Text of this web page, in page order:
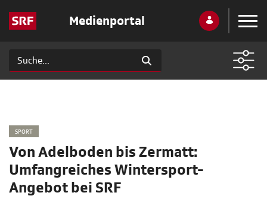
Medienportal
SPORT
Von Adelboden bis Zermatt:
Umfangreiches Wintersport-
Angebot bei SRF